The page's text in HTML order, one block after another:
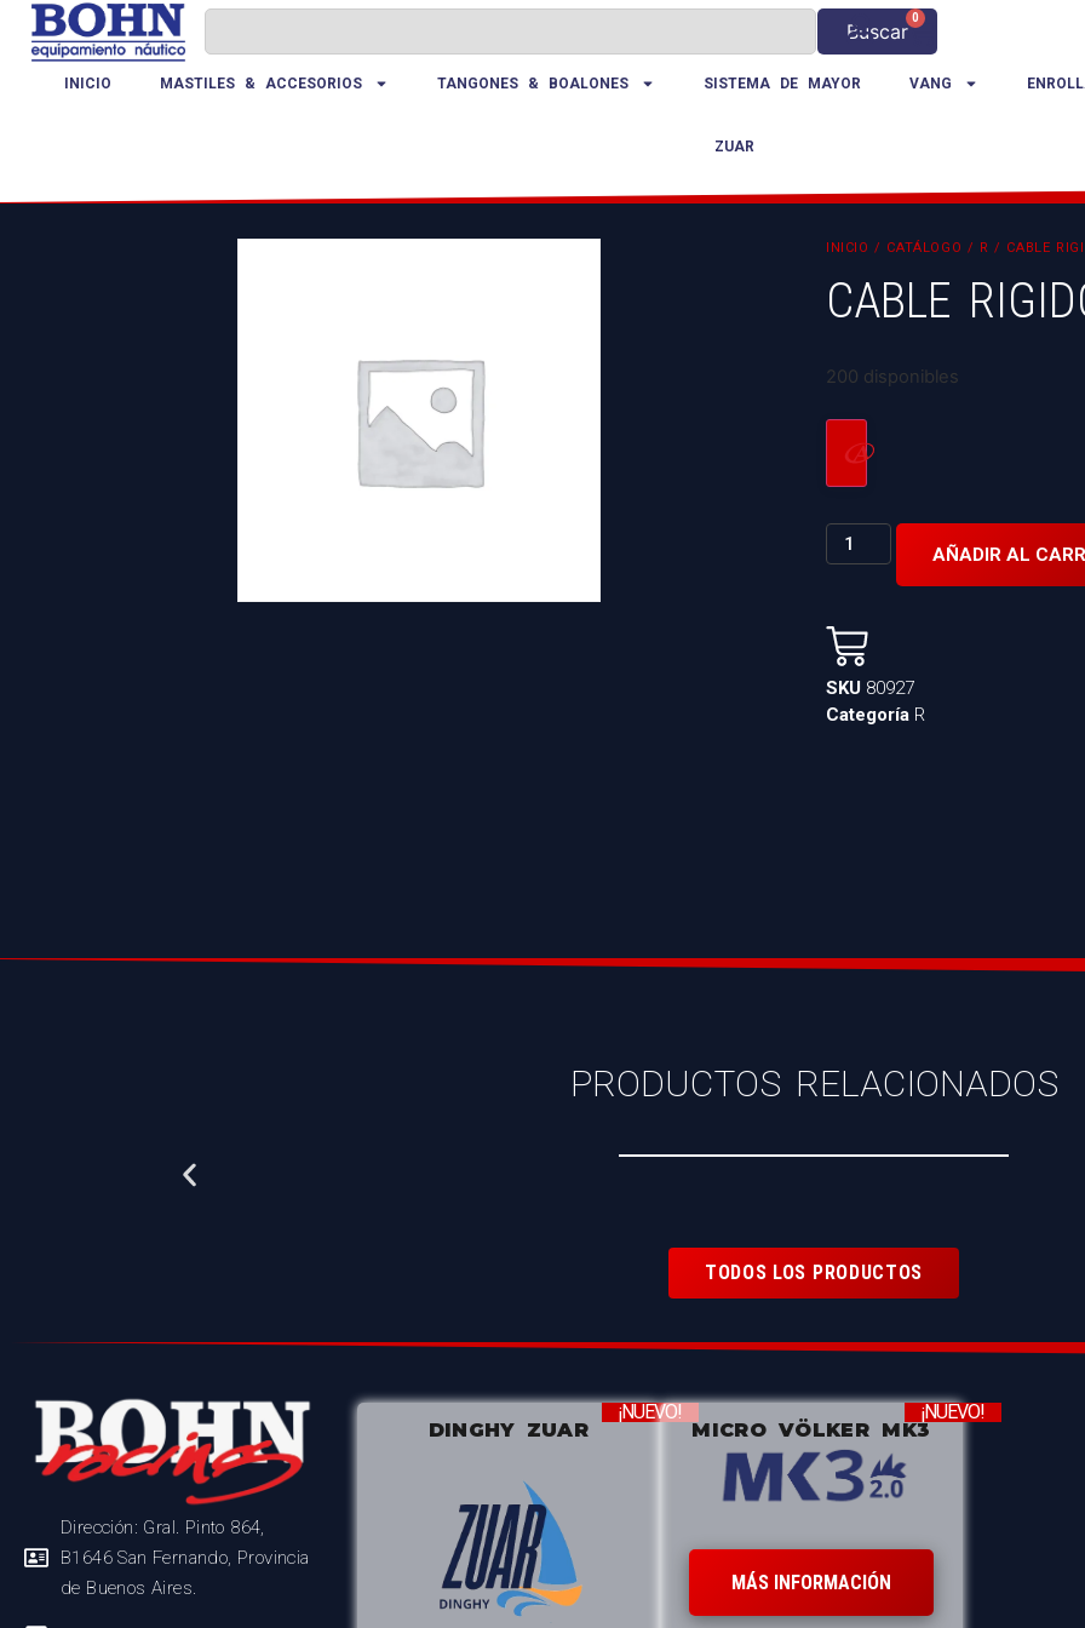
Buscar
0
INICIO MASTILES & ACCESORIOS TANGONES & BOALONES SISTEMA DE MAYOR VANG
ZUAR
INICIO / CATÁLOGO / R / CABLE
CABLE
200 disponibles
AÑADIR AL
SKU 80927
Categoría R
PRODUCTOS RELACIONADOS
TODOS LOS PRODUCTOS
Dirección: Gral. Pinto 864,
B1646 San Fernando, Provincia
de Buenos Aires.
DINGHY ZUAR
¡NUEVO!
MICRO VÖLKER MK3
¡NUEVO!
MÁS INFORMACIÓN